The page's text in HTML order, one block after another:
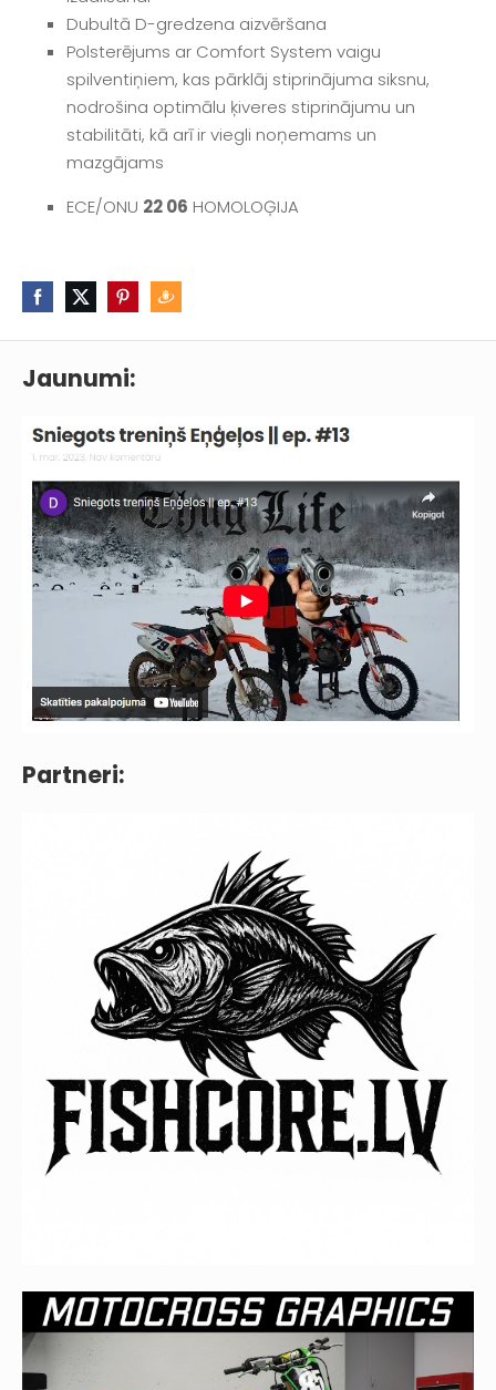
Jaunumi:
Partneri:
Dubultā D-gredzena aizvēršana
Polsterējums ar Comfort System vaigu
spilventiņiem, kas pārklāj stiprinājuma siksnu,
nodrošina optimālu ķiveres stiprinājumu un
stabilitāti, kā arī ir viegli noņemams un
mazgājams
ECE/ONU 22 06 HOMOLOĢIJA